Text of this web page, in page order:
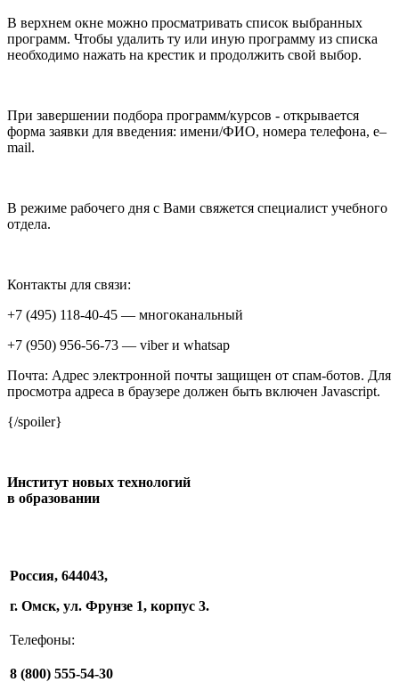
В верхнем окне можно просматривать список выбранных
программ. Чтобы удалить ту или иную программу из списка
необходимо нажать на крестик и продолжить свой выбор.
При завершении подбора программ/курсов - открывается
форма заявки для введения: имени/ФИО, номера телефона, e–
mail.
В режиме рабочего дня с Вами свяжется специалист учебного
отдела.
Контакты для связи:
+7 (495) 118-40-45 — многоканальный
+7 (950) 956-56-73 — viber и whatsap
Почта: Адрес электронной почты защищен от спам-ботов. Для
просмотра адреса в браузере должен быть включен Javascript.
{/spoiler}
Институт новых технологий
в образовании
Россия, 644043,
г. Омск, ул. Фрунзе 1, корпус 3.
Телефоны:
8 (800) 555-54-30